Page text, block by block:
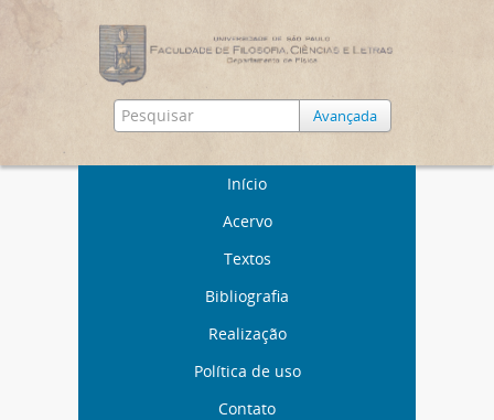
Avançada
Início
Acervo
Textos
Bibliografia
Realização
Política de uso
Contato